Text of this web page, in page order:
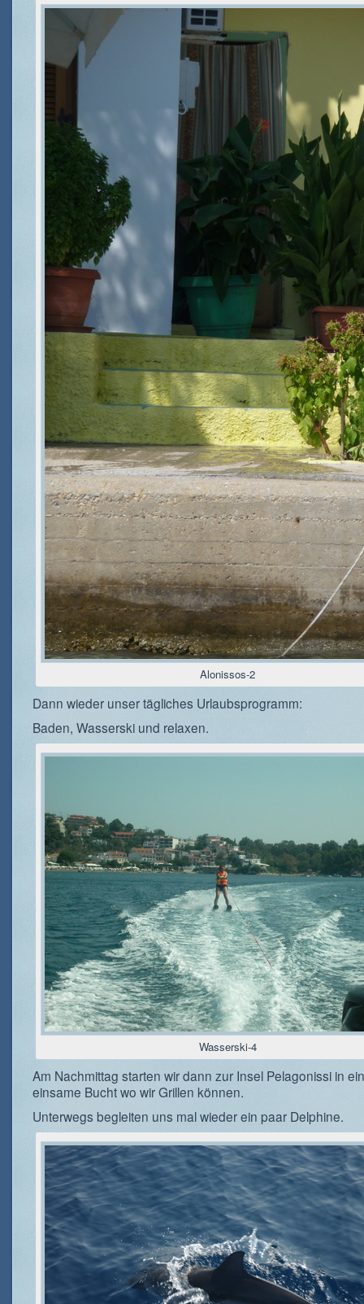
Alonissos-2
Dann wieder unser tägliches Urlaubsprogramm:
Baden, Wasserski und relaxen.
Wasserski-4
Am Nachmittag starten wir dann zur Insel Pelagonissi in
einsame Bucht wo wir Grillen können.
Unterwegs begleiten uns mal wieder ein paar Delphine.